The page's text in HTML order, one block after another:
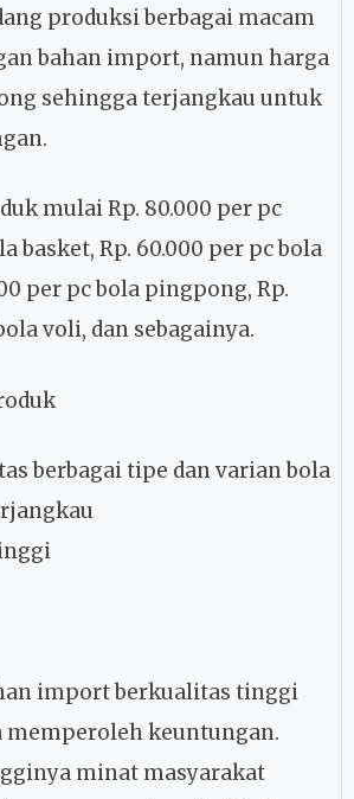
produksi berbagai macam
bahan import, namun harga
sehingga terjangkau untuk
mulai Rp. 80.000 per pc
basket, Rp. 60.000 per pc bola
per pc bola pingpong, Rp.
voli, dan sebagainya.
berbagai tipe dan varian bola
import berkualitas tinggi
memperoleh keuntungan.
minat masyarakat